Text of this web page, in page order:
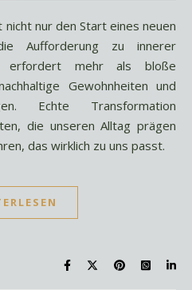
Aufforderung zu innerer
erfordert mehr als bloße
Gewohnheiten und
Echte Transformation
die unseren Alltag prägen
das wirklich zu uns passt.